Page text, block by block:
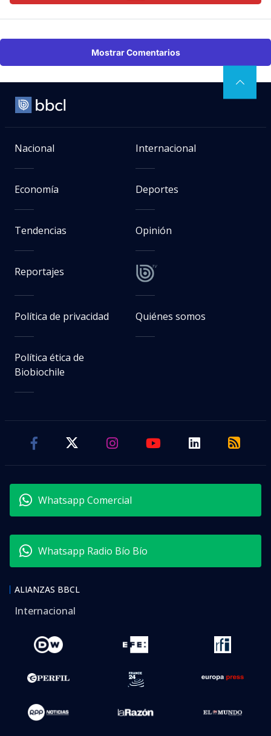
Mostrar Comentarios
Nacional Internacional
Economía Deportes
Tendencias Opinión
Reportajes
Política de privacidad Quiénes somos
Política ética de
Biobiochile
Whatsapp Comercial
Whatsapp Radio Bío Bío
ALIANZAS BBCL
Internacional